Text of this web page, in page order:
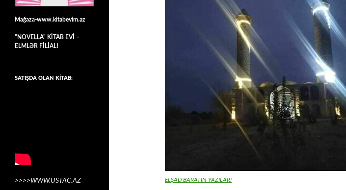
ELŞAD BARATIN YAZILARI
Mağaza-www.kitabevim.az
“NOVELLA” KİTAB EVİ –
ELMLƏR FİLİALI
SATIŞDA OLAN KİTAB:
>>>>WWW.USTAC.AZ